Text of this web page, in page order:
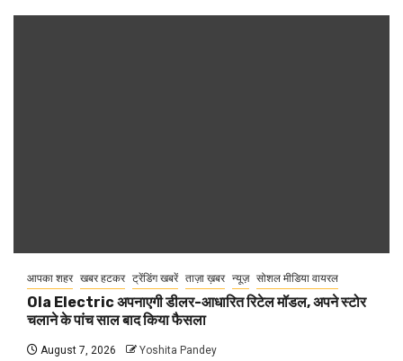
आपका शहर खबर हटकर ट्रेंडिंग खबरें ताज़ा ख़बर न्यूज़ सोशल मीडिया वायरल
Ola Electric अपनाएगी डीलर-आधारित रिटेल मॉडल, अपने स्टोर
चलाने के पांच साल बाद किया फैसला
August 7, 2026 Yoshita Pandey